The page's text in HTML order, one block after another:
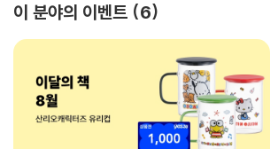
이 분야의 이벤트 6